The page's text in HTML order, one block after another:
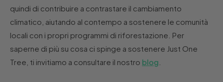
quindi di contribuire a contrastare il cambiamento
climatico, aiutando al contempo a sostenere le comunità
locali con i propri programmi di riforestazione. Per
saperne di più su cosa ci spinge a sostenere Just One
Tree, ti invitiamo a consultare il nostro blog